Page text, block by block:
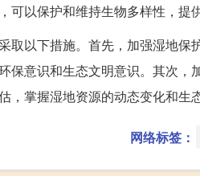
可以保护和维持生物多样性，提
取以下措施。首先，加强湿地
保意识和生态文明意识。其次
，掌握湿地资源的动态变化和生
网络标签：